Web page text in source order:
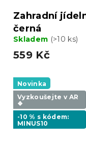
Zahradní
černá
Skladem (>10 ks)
559 Kč
Novinka
Vyzkoušejte v AR
❖
-10 % s kódem:
MINUS10